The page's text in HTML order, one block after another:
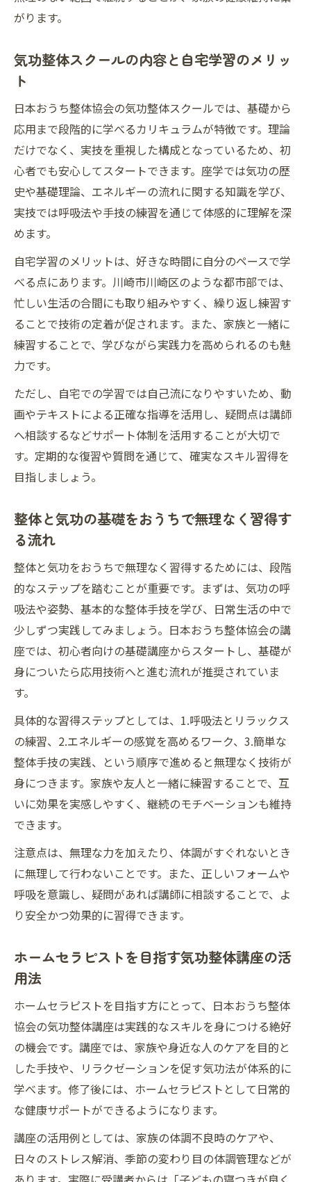
がります。
気功整体スクールの内容と自宅学習のメリッ
ト
日本おうち整体協会の気功整体スクールでは、基礎から
応用まで段階的に学べるカリキュラムが特徴です。理論
だけでなく、実技を重視した構成となっているため、初
心者でも安心してスタートできます。座学では気功の歴
史や基礎理論、エネルギーの流れに関する知識を学び、
実技では呼吸法や手技の練習を通じて体感的に理解を深
めます。
自宅学習のメリットは、好きな時間に自分のペースで学
べる点にあります。川崎市川崎区のような都市部では、
忙しい生活の合間にも取り組みやすく、繰り返し練習す
ることで技術の定着が促されます。また、家族と一緒に
練習することで、学びながら実践力を高められるのも魅
力です。
ただし、自宅での学習では自己流になりやすいため、動
画やテキストによる正確な指導を活用し、疑問点は講師
へ相談するなどサポート体制を活用することが大切で
す。定期的な復習や質問を通じて、確実なスキル習得を
目指しましょう。
整体と気功の基礎をおうちで無理なく習得す
る流れ
整体と気功をおうちで無理なく習得するためには、段階
的なステップを踏むことが重要です。まずは、気功の呼
吸法や姿勢、基本的な整体手技を学び、日常生活の中で
少しずつ実践してみましょう。日本おうち整体協会の講
座では、初心者向けの基礎講座からスタートし、基礎が
身についたら応用技術へと進む流れが推奨されていま
す。
具体的な習得ステップとしては、1.呼吸法とリラックス
の練習、2.エネルギーの感覚を高めるワーク、3.簡単な
整体手技の実践、という順序で進めると無理なく技術が
身につきます。家族や友人と一緒に練習することで、互
いに効果を実感しやすく、継続のモチベーションも維持
できます。
注意点は、無理な力を加えたり、体調がすぐれないとき
に無理して行わないことです。また、正しいフォームや
呼吸を意識し、疑問があれば講師に相談することで、よ
り安全かつ効果的に習得できます。
ホームセラピストを目指す気功整体講座の活
用法
ホームセラピストを目指す方にとって、日本おうち整体
協会の気功整体講座は実践的なスキルを身につける絶好
の機会です。講座では、家族や身近な人のケアを目的と
した手技や、リラクゼーションを促す気功法が体系的に
学べます。修了後には、ホームセラピストとして日常的
な健康サポートができるようになります。
講座の活用例としては、家族の体調不良時のケアや、
日々のストレス解消、季節の変わり目の体調管理などが